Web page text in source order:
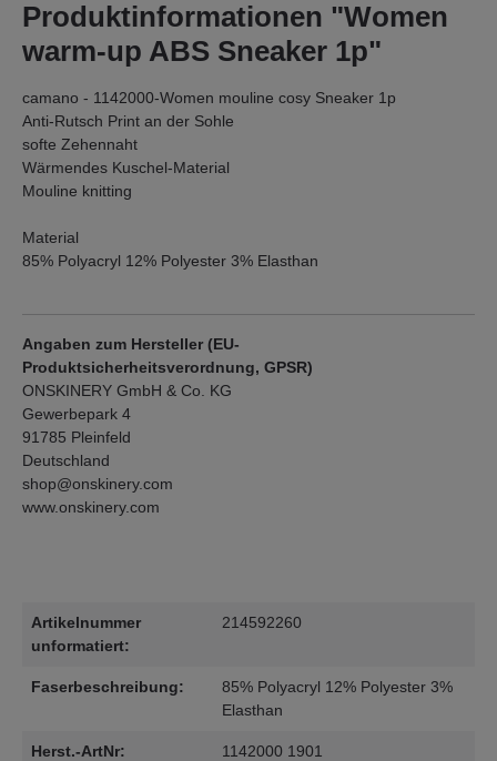
Produktinformationen "Women
warm-up ABS Sneaker 1p"
camano - 1142000-Women mouline cosy Sneaker 1p
Anti-Rutsch Print an der Sohle
softe Zehennaht
Wärmendes Kuschel-Material
Mouline knitting
Material
85% Polyacryl 12% Polyester 3% Elasthan
Angaben zum Hersteller (EU-
Produktsicherheitsverordnung, GPSR)
ONSKINERY GmbH & Co. KG
Gewerbepark 4
91785 Pleinfeld
Deutschland
shop@onskinery.com
www.onskinery.com
Artikelnummer
unformatiert:
214592260
Faserbeschreibung:
85% Polyacryl 12% Polyester 3%
Elasthan
Herst.-ArtNr: 1142000 1901